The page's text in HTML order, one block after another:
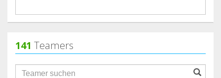
141 Teamers
groupProfile.searchForm.search.text???